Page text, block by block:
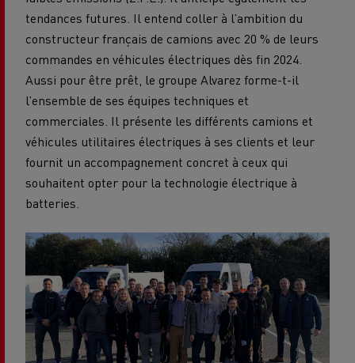
tendances futures. Il entend coller à l’ambition du
constructeur français de camions avec 20 % de leurs
commandes en véhicules électriques dès fin 2024.
Aussi pour être prêt, le groupe Alvarez forme-t-il
l’ensemble de ses équipes techniques et
commerciales. Il présente les différents camions et
véhicules utilitaires électriques à ses clients et leur
fournit un accompagnement concret à ceux qui
souhaitent opter pour la technologie électrique à
batteries.